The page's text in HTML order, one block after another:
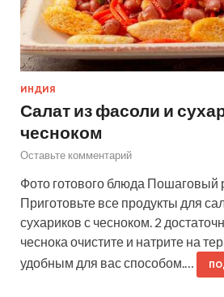
ИНДИЯ
Салат из фасоли и
чесноком
Оставьте комментарий
Фото готового блюда Пошаговый
Приготовьте все продукты для
сухариков с чесноком. 2
чеснока очистите и натрите на
удобным для вас способом.…